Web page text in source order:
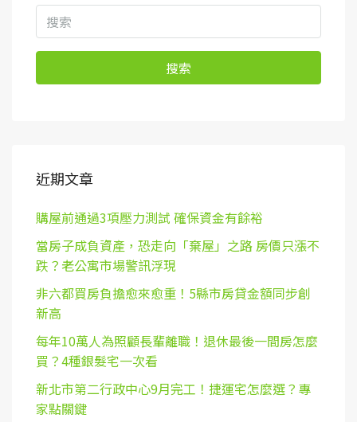
搜索
近期文章
購屋前通過3項壓力測試 確保資金有餘裕
當房子成負資產，恐走向「棄屋」之路 房價只漲不
跌？老公寓市場警訊浮現
非六都買房負擔愈來愈重！5縣市房貸金額同步創
新高
每年10萬人為照顧長輩離職！退休最後一間房怎麼
買？4種銀髮宅一次看
新北市第二行政中心9月完工！捷運宅怎麼選？專
家點關鍵